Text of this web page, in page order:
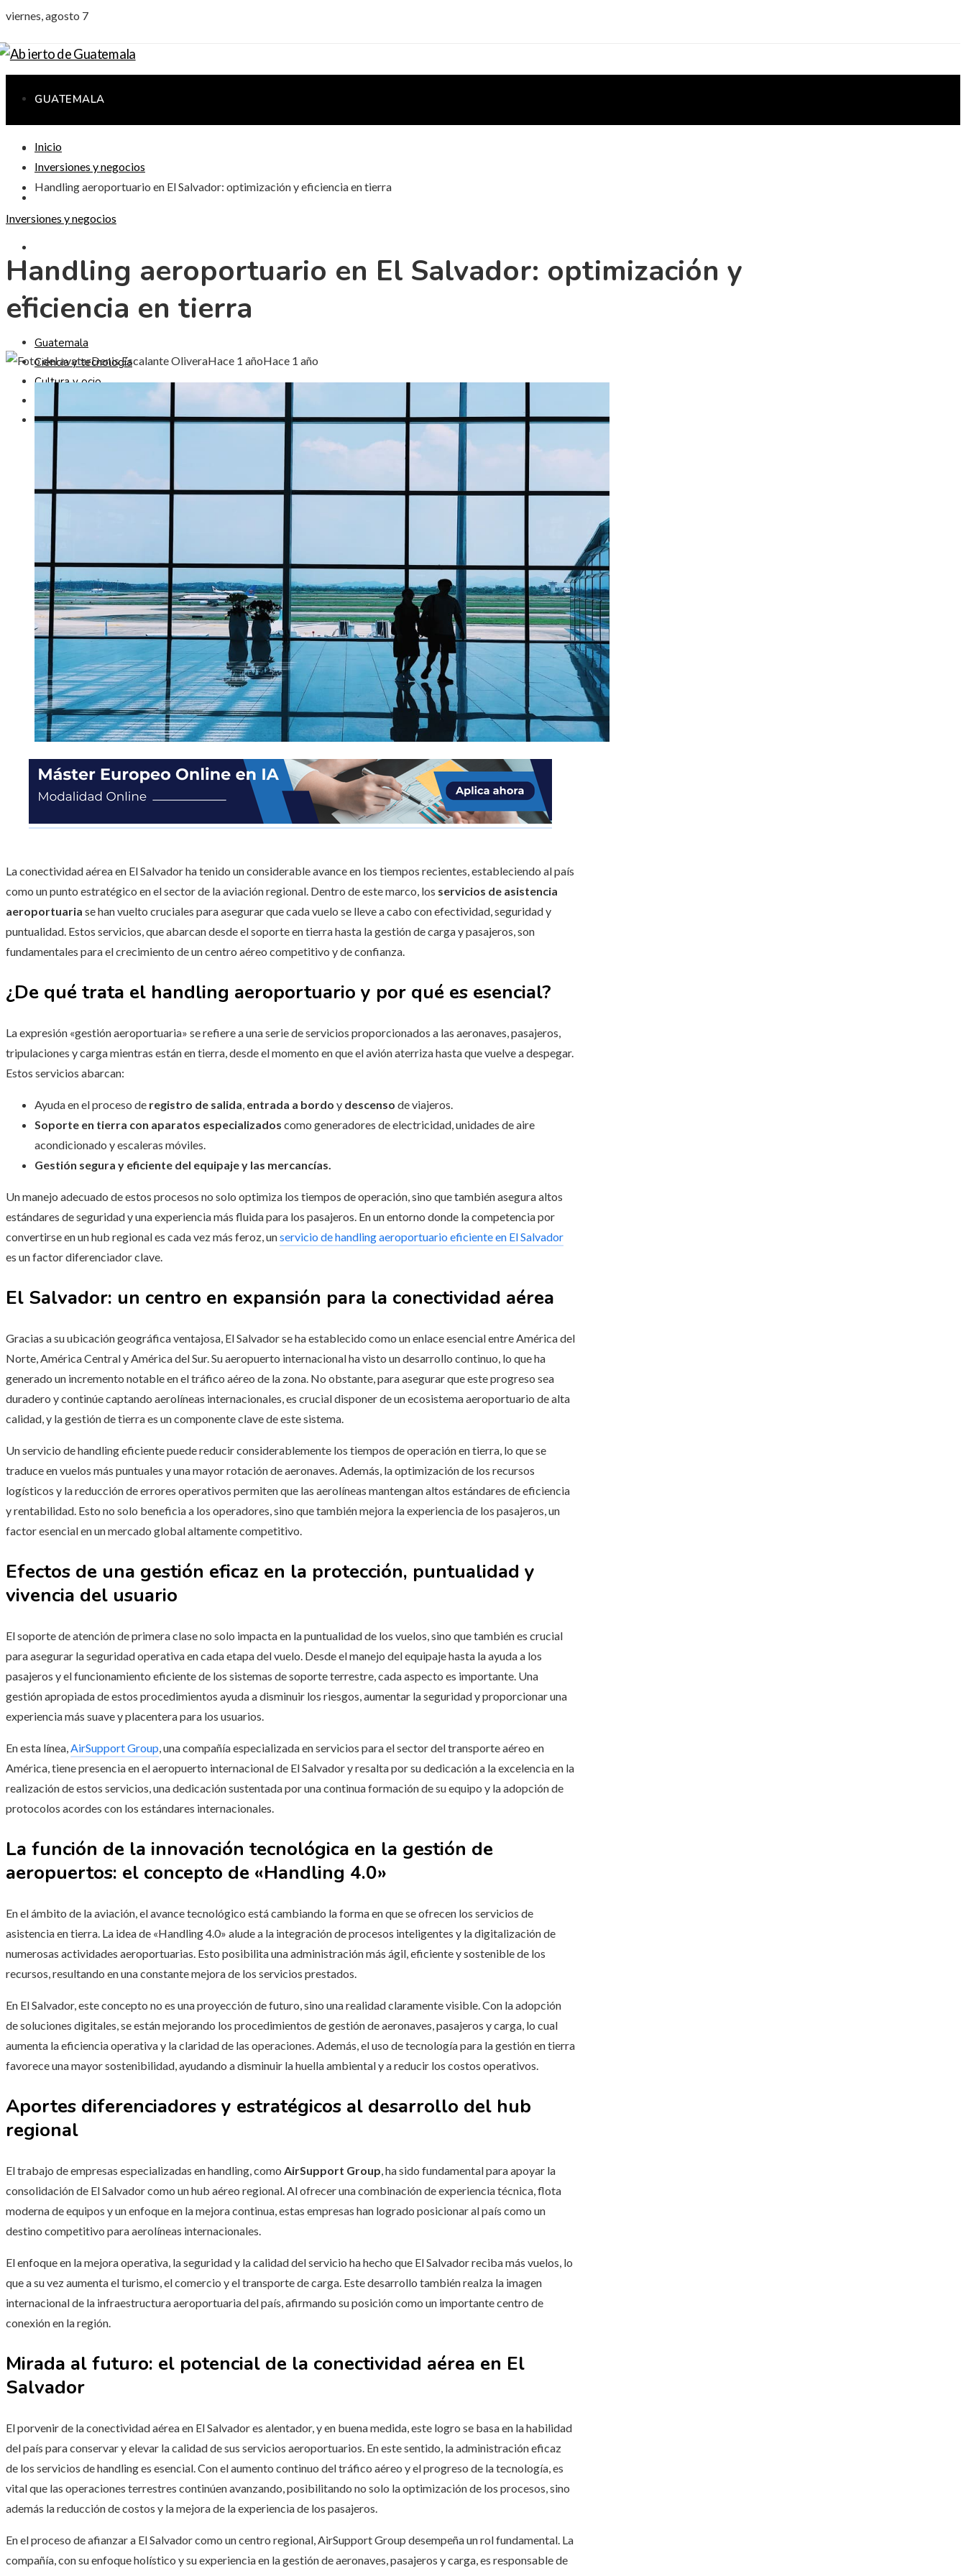
viernes, agosto 7
GUATEMALA
CIENCIA Y TECNOLOGÍA
INVERSIONES Y NEGOCIOS
Guatemala
Ciencia y tecnología
Cultura y ocio
Responsabilidad Social
Inversiones y negocios
Inicio
Inversiones y negocios
Handling aeroportuario en El Salvador: optimización y eficiencia en tierra
Inversiones y negocios
Handling aeroportuario en El Salvador: optimización y
eficiencia en tierra
Denis Escalante OliveraHace 1 añoHace 1 año
La conectividad aérea en El Salvador ha tenido un considerable avance en los tiempos recientes, estableciendo al país
como un punto estratégico en el sector de la aviación regional. Dentro de este marco, los servicios de asistencia
aeroportuaria se han vuelto cruciales para asegurar que cada vuelo se lleve a cabo con efectividad, seguridad y
puntualidad. Estos servicios, que abarcan desde el soporte en tierra hasta la gestión de carga y pasajeros, son
fundamentales para el crecimiento de un centro aéreo competitivo y de confianza.
¿De qué trata el handling aeroportuario y por qué es esencial?
La expresión «gestión aeroportuaria» se refiere a una serie de servicios proporcionados a las aeronaves, pasajeros,
tripulaciones y carga mientras están en tierra, desde el momento en que el avión aterriza hasta que vuelve a despegar.
Estos servicios abarcan:
Ayuda en el proceso de registro de salida, entrada a bordo y descenso de viajeros.
Soporte en tierra con aparatos especializados como generadores de electricidad, unidades de aire
acondicionado y escaleras móviles.
Gestión segura y eficiente del equipaje y las mercancías.
Un manejo adecuado de estos procesos no solo optimiza los tiempos de operación, sino que también asegura altos
estándares de seguridad y una experiencia más fluida para los pasajeros. En un entorno donde la competencia por
convertirse en un hub regional es cada vez más feroz, unservicio de handling aeroportuario eficiente en El Salvador
es un factor diferenciador clave.
El Salvador: un centro en expansión para la conectividad aérea
Gracias a su ubicación geográfica ventajosa, El Salvador se ha establecido como un enlace esencial entre América del
Norte, América Central y América del Sur. Su aeropuerto internacional ha visto un desarrollo continuo, lo que ha
generado un incremento notable en el tráfico aéreo de la zona. No obstante, para asegurar que este progreso sea
duradero y continúe captando aerolíneas internacionales, es crucial disponer de un ecosistema aeroportuario de alta
calidad, y la gestión de tierra es un componente clave de este sistema.
Un servicio de handling eficiente puede reducir considerablemente los tiempos de operación en tierra, lo que se
traduce en vuelos más puntuales y una mayor rotación de aeronaves. Además, la optimización de los recursos
logísticos y la reducción de errores operativos permiten que las aerolíneas mantengan altos estándares de eficiencia
y rentabilidad. Esto no solo beneficia a los operadores, sino que también mejora la experiencia de los pasajeros, un
factor esencial en un mercado global altamente competitivo.
Efectos de una gestión eficaz en la protección, puntualidad y
vivencia del usuario
El soporte de atención de primera clase no solo impacta en la puntualidad de los vuelos, sino que también es crucial
para asegurar la seguridad operativa en cada etapa del vuelo. Desde el manejo del equipaje hasta la ayuda a los
pasajeros y el funcionamiento eficiente de los sistemas de soporte terrestre, cada aspecto es importante. Una
gestión apropiada de estos procedimientos ayuda a disminuir los riesgos, aumentar la seguridad y proporcionar una
experiencia más suave y placentera para los usuarios.
En esta línea,AirSupport Group, una compañía especializada en servicios para el sector del transporte aéreo en
América, tiene presencia en el aeropuerto internacional de El Salvador y resalta por su dedicación a la excelencia en la
realización de estos servicios, una dedicación sustentada por una continua formación de su equipo y la adopción de
protocolos acordes con los estándares internacionales.
La función de la innovación tecnológica en la gestión de
aeropuertos: el concepto de «Handling 4.0»
En el ámbito de la aviación, el avance tecnológico está cambiando la forma en que se ofrecen los servicios de
asistencia en tierra. La idea de «Handling 4.0» alude a la integración de procesos inteligentes y la digitalización de
numerosas actividades aeroportuarias. Esto posibilita una administración más ágil, eficiente y sostenible de los
recursos, resultando en una constante mejora de los servicios prestados.
En El Salvador, este concepto no es una proyección de futuro, sino una realidad claramente visible. Con la adopción
de soluciones digitales, se están mejorando los procedimientos de gestión de aeronaves, pasajeros y carga, lo cual
aumenta la eficiencia operativa y la claridad de las operaciones. Además, el uso de tecnología para la gestión en tierra
favorece una mayor sostenibilidad, ayudando a disminuir la huella ambiental y a reducir los costos operativos.
Aportes diferenciadores y estratégicos al desarrollo del hub
regional
El trabajo de empresas especializadas en handling, como AirSupport Group, ha sido fundamental para apoyar la
consolidación de El Salvador como un hub aéreo regional. Al ofrecer una combinación de experiencia técnica, flota
moderna de equipos y un enfoque en la mejora continua, estas empresas han logrado posicionar al país como un
destino competitivo para aerolíneas internacionales.
El enfoque en la mejora operativa, la seguridad y la calidad del servicio ha hecho que El Salvador reciba más vuelos, lo
que a su vez aumenta el turismo, el comercio y el transporte de carga. Este desarrollo también realza la imagen
internacional de la infraestructura aeroportuaria del país, afirmando su posición como un importante centro de
conexión en la región.
Mirada al futuro: el potencial de la conectividad aérea en El
Salvador
El porvenir de la conectividad aérea en El Salvador es alentador, y en buena medida, este logro se basa en la habilidad
del país para conservar y elevar la calidad de sus servicios aeroportuarios. En este sentido, la administración eficaz
de los servicios de handling es esencial. Con el aumento continuo del tráfico aéreo y el progreso de la tecnología, es
vital que las operaciones terrestres continúen avanzando, posibilitando no solo la optimización de los procesos, sino
además la reducción de costos y la mejora de la experiencia de los pasajeros.
En el proceso de afianzar a El Salvador como un centro regional, AirSupport Group desempeña un rol fundamental. La
compañía, con su enfoque holístico y su experiencia en la gestión de aeronaves, pasajeros y carga, es responsable de